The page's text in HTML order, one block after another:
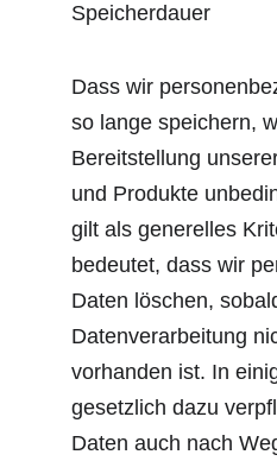
Speicherdauer
Dass wir
so lange speichern,
Bereitstellung
und Produkte
gilt als generelles
bedeutet, dass wir
Daten löschen,
Datenverarbeitung
vorhanden ist. In
gesetzlich dazu
Daten auch nach